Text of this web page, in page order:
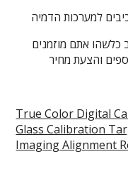
למערכות הדמיה
כלשהו אתם מוזמנים
והצעת מחיר
True Color Digital
Glass Calibration
Imaging Alignment